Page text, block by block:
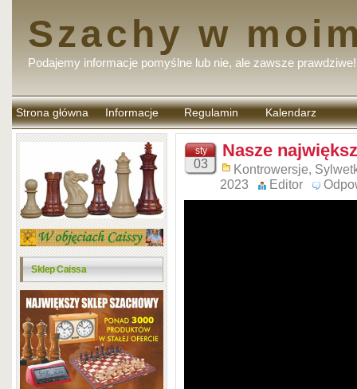
Szachy w
Podajemy informacje pomyślne lub nie, ale zawsze prawdziwe!
Strona główna Informacje Regulamin
komentarzy
Kalendarz
Sklep Caissa
sty
03
Nasze
Kontrowersje,
2023
Editor